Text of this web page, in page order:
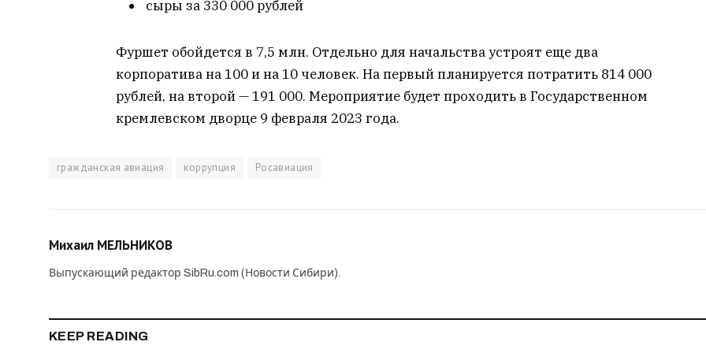
сыры за 330 000 рублей
Фуршет обойдется в 7,5 млн. Отдельно для начальства устроят еще два
корпоратива на 100 и на 10 человек. На первый планируется потратить 814 000
рублей, на второй — 191 000. Мероприятие будет проходить в Государственном
кремлевском дворце 9 февраля 2023 года.
гражданская авиация коррупция Росавиация
Михаил МЕЛЬНИКОВ
Выпускающий редактор SibRu.com (Новости Сибири).
KEEP READING